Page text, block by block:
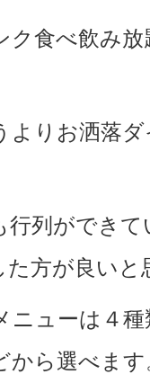
ク食べ飲み
よりお洒落
行列ができ
た方が良いと
ニューは４
から選べます